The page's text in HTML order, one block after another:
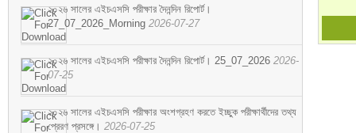
২০২৬ সালের এইচএসসি পরীক্ষার দৈনন্দিন রিপোর্ট।
27_07_2026_Morning 2026-07-27
২০২৬ সালের এইচএসসি পরীক্ষার দৈনন্দিন রিপোর্ট। 25_07_2026 2026-
07-25
২০২৬ সালের এইচএসসি পরীক্ষার অংশগ্রহণ করতে ইচ্ছুক পরীক্ষার্থীদের তথ্য
প্রেরণ প্রসঙ্গে। 2026-07-25